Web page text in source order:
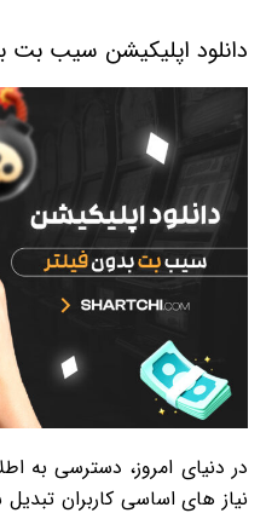
دانلود اپلیکیشن سیب بت
در دنیای امروز، دسترسی به
نیاز های اساسی کاربران